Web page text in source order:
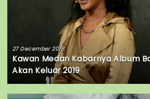
27 December 2018
Kawan Medan Kabarnya Album
Akan Keluar 2019